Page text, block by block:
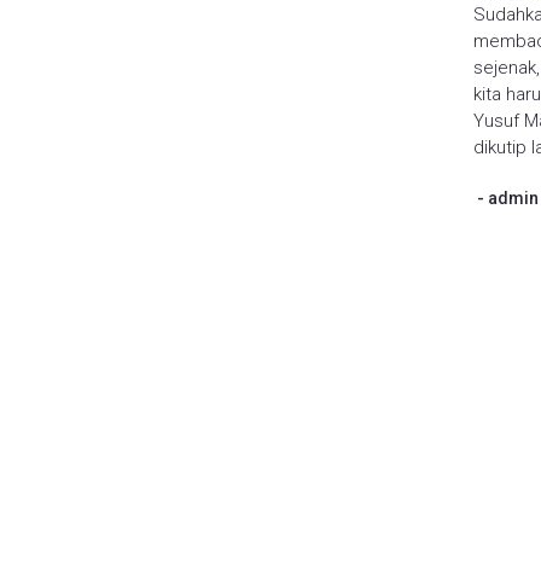
kita
Yusuf
dikutip
admin